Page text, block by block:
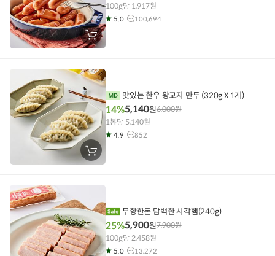
장
바
에
담
기
100g당 1,917원
5.0 100,694
장
바
기
맛있는 한우 왕교자 만두 (320g X 1개)
14%5,140원6,000원
1봉당 5,140원
4.9 852
무항한돈 담백한 사각햄(240g)
25%5,900원7,900원
100g당 2,458원
5.0 13,272